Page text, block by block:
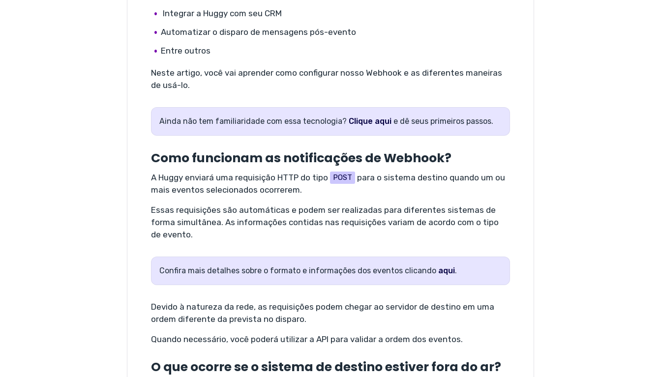
Integrar a Huggy com seu CRM
Automatizar o disparo de mensagens pós-evento
Entre outros
Neste artigo, você vai aprender como configurar nosso Webhook e as diferentes maneiras
de usá-lo.
Ainda não tem familiaridade com essa tecnologia? Clique aquie dê seus primeiros passos.
Como funcionam as notificações de Webhook?
A Huggy enviará uma requisição HTTP do tipo POST
para o sistema destino quando um ou
mais eventos selecionados ocorrerem.
Essas requisições são automáticas e podem ser realizadas para diferentes sistemas de
forma simultânea. As informações contidas nas requisições variam de acordo com o tipo
de evento.
Confira mais detalhes sobre o formato e informações dos eventos clicando aqui.
Devido à natureza da rede, as requisições podem chegar ao servidor de destino em uma
ordem diferente da prevista no disparo.
Quando necessário, você poderá utilizar a API para validar a ordem dos eventos.
O que ocorre se o sistema de destino estiver fora do ar?